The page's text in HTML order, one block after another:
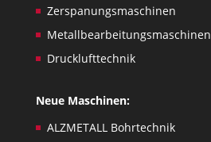
Zerspanungsmaschinen
Metallbearbeitungsmaschinen
Drucklufttechnik
Neue Maschinen:
ALZMETALL Bohrtechnik